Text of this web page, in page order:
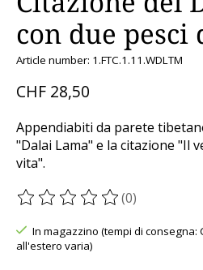
con due pesci
Article number: 1.FTC.1.11.WDLTM
CHF 28,50
Appendiabiti da parete
"Dalai Lama" e la citazione "Il
vita".
The rating of this product is
(0)
In magazzino (tempi di consegna:
all'estero varia)